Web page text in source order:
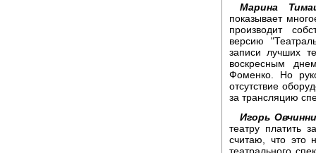
Марина
показывает
производит
версию
записи лучших
воскресным
Фоменко. Но
отсутствие
за трансляцию
Игорь
театру платить
считаю, что это
театрального